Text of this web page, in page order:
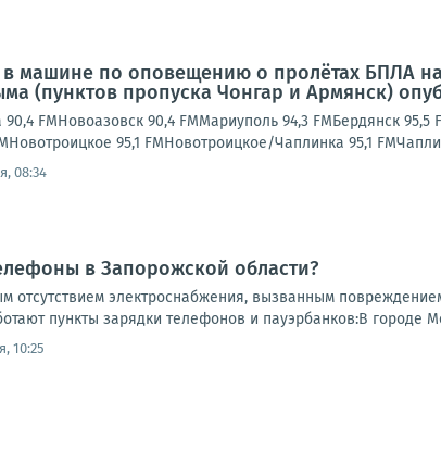
машине по оповещению о пролётах БПЛА
(пунктов пропуска Чонгар и Армянск)
FMНовоазовск 90,4 FMМариуполь 94,3 FMБердянск
95,1 FMНовотроицкое/Чаплинка 95,1
08:34
в Запорожской области?
отсутствием электроснабжения, вызванным
пункты зарядки телефонов и пауэрбанков:В городе
10:25